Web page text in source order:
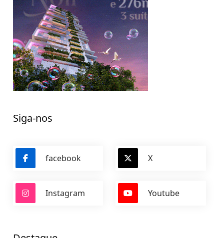
Siga-nos
facebook X
Instagram Youtube